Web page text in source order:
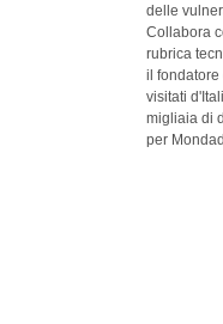
delle
Collabora
rubrica
il fondatore
visitati
migliaia di
per